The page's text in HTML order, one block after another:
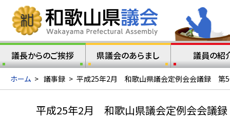
議長からのご挨拶 県議会のあらまし 議員の紹
ホーム > 議事録 > 平成25年2月 和歌山県議会定例会会議録 第5
平成25年2月 和歌山県議会定例会会議録